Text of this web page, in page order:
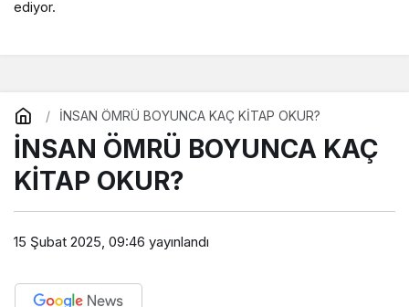
ediyor.
İNSAN ÖMRÜ BOYUNCA KAÇ KİTAP OKUR?
İNSAN ÖMRÜ BOYUNCA KAÇ
KİTAP OKUR?
15 Şubat 2025, 09:46 yayınlandı